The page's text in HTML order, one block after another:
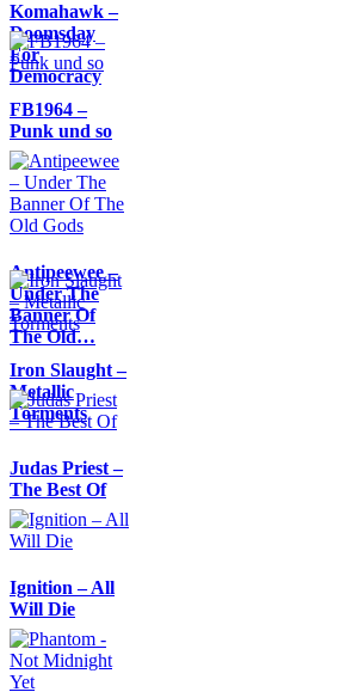
Komahawk –
Doomsday
For
Democracy
FB1964 –
Punk und so
Antipeewee –
Under The
Banner Of
The Old…
Iron Slaught –
Metallic
Torments
Judas Priest –
The Best Of
Ignition – All
Will Die